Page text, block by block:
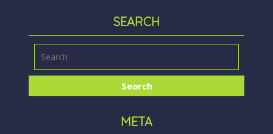
SEARCH
META